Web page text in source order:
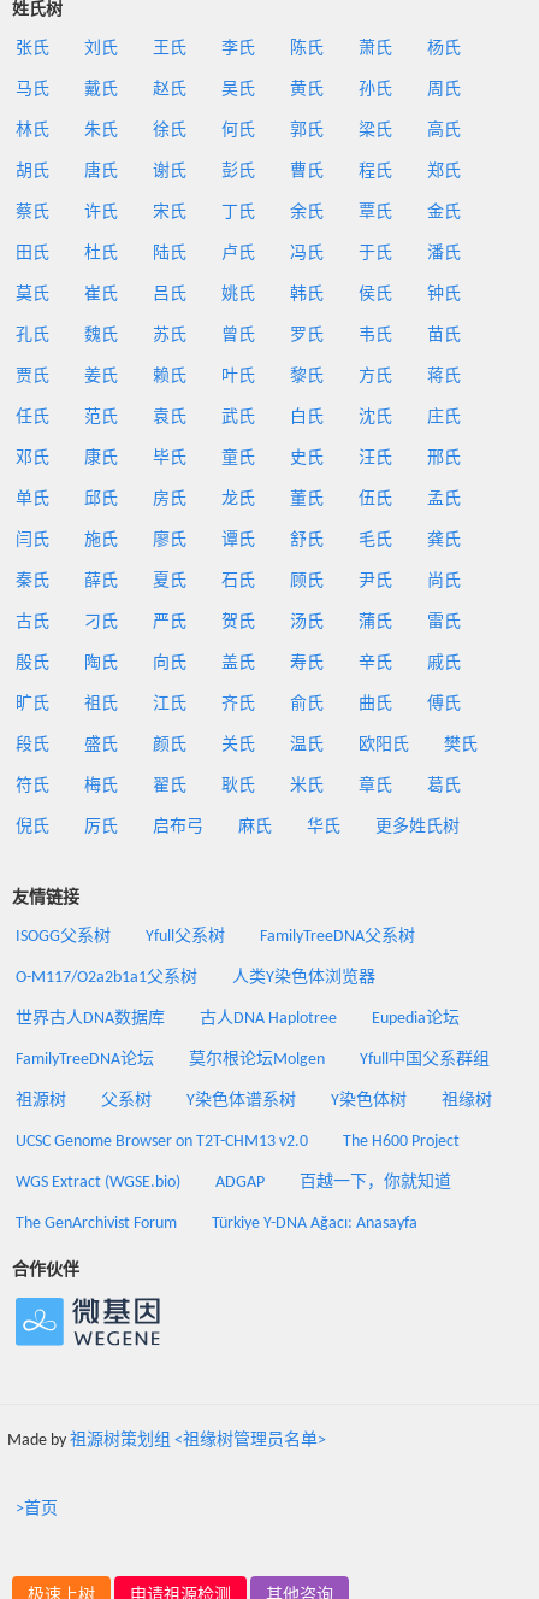
姓氏树
张氏 刘氏 王氏 李氏 陈氏 萧氏 杨氏
马氏 戴氏 赵氏 吴氏 黄氏 孙氏 周氏
林氏 朱氏 徐氏 何氏 郭氏 梁氏 高氏
胡氏 唐氏 谢氏 彭氏 曹氏 程氏 郑氏
蔡氏 许氏 宋氏 丁氏 余氏 覃氏 金氏
田氏 杜氏 陆氏 卢氏 冯氏 于氏 潘氏
莫氏 崔氏 吕氏 姚氏 韩氏 侯氏 钟氏
孔氏 魏氏 苏氏 曾氏 罗氏 韦氏 苗氏
贾氏 姜氏 赖氏 叶氏 黎氏 方氏 蒋氏
任氏 范氏 袁氏 武氏 白氏 沈氏 庄氏
邓氏 康氏 毕氏 童氏 史氏 汪氏 邢氏
单氏 邱氏 房氏 龙氏 董氏 伍氏 孟氏
闫氏 施氏 廖氏 谭氏 舒氏 毛氏 龚氏
秦氏 薛氏 夏氏 石氏 顾氏 尹氏 尚氏
古氏 刁氏 严氏 贺氏 汤氏 蒲氏 雷氏
殷氏 陶氏 向氏 盖氏 寿氏 辛氏 戚氏
旷氏 祖氏 江氏 齐氏 俞氏 曲氏 傅氏
段氏 盛氏 颜氏 关氏 温氏 欧阳氏 樊氏
符氏 梅氏 翟氏 耿氏 米氏 章氏 葛氏
倪氏 厉氏 启布弓 麻氏 华氏 更多姓氏树
友情链接
ISOGG父系树 Yfull父系树 FamilyTreeDNA父系树
O-M117/O2a2b1a1父系树 人类Y染色体浏览器
世界古人DNA数据库 古人DNA Haplotree Eupedia论坛
FamilyTreeDNA论坛 莫尔根论坛Molgen Yfull中国父系群组
祖源树 父系树 Y染色体谱系树 Y染色体树 祖缘树
UCSC Genome Browser on T2T-CHM13 v2.0 The H600 Project
WGS Extract (WGSE.bio) ADGAP 百越一下，你就知道
The GenArchivist Forum Türkiye Y-DNA Ağacı: Anasayfa
合作伙伴
Made by 祖源树策划组 <祖缘树管理员名单>
>首页